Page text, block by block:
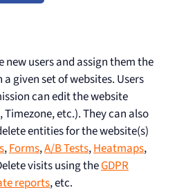
new users and assign them the
a given set of websites. Users
can edit the website
etc.). They can also
entities for the website(s)
,Forms,A/B Tests,Heatmaps,
visits using theGDPR
reports, etc.